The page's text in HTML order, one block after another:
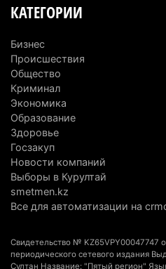
5 августа 2026 г. 11:23
Хозяина собак, едва не
Алматинской области,
трагедии
5 августа 2026 г. 09:17
В Алматинской области
катеров для Formula-1
пилотов
5 августа 2026 г. 08:29
В Alatau City Authority
4 августа 2026 г. 20:22
КАТЕГОРИИ
Бизнес
Происшествия
Общество
Криминал
Экономика
Образование
Здоровье
Госзакуп
Новости компаний
Выборы в Курултай
smetmen.kz
Все для автоматизации на
Свидетельство № KZ65VPY00047747
периодического сетевого издания
Султан Название: "Пятый регион"